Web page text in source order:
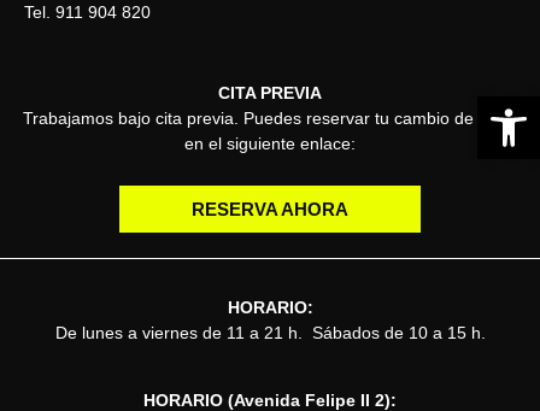
Tel. 911 904 820
CITA PREVIA
Trabajamos bajo cita previa. Puedes reservar tu cambio de estilo
en el siguiente enlace:
RESERVA AHORA
HORARIO:
De lunes a viernes de 11 a 21 h. Sábados de 10 a 15 h.
HORARIO (Avenida Felipe II 2):
Abrir